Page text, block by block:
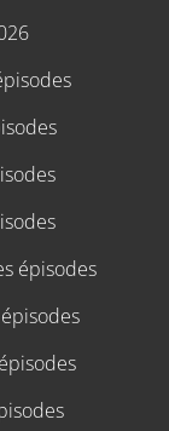
épisodes